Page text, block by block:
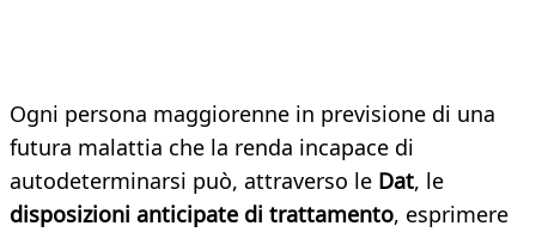
Ogni persona maggiorenne in previsione di una
futura malattia che la renda incapace di
autodeterminarsi può, attraverso le Dat, le
disposizioni anticipate di trattamento, esprimere